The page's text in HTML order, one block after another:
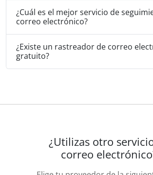
¿Cuál es el mejor servicio de
correo electrónico?
¿Existe un rastreador de correo
gratuito?
¿Utilizas otro
correo